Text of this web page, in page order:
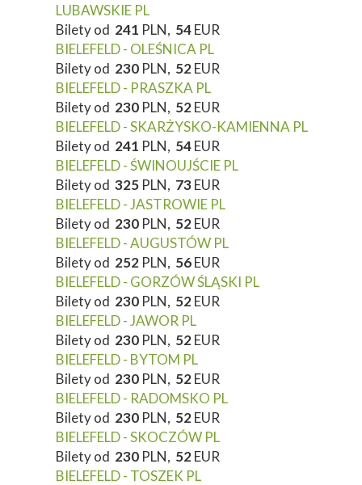
LUBAWSKIE PL
Bilety od 241 PLN, 54EUR
BIELEFELD - OLEŚNICA PL
Bilety od 230 PLN, 52EUR
BIELEFELD - PRASZKA PL
Bilety od 230 PLN, 52EUR
BIELEFELD - SKARŻYSKO-KAMIENNA PL
Bilety od 241 PLN, 54EUR
BIELEFELD - ŚWINOUJŚCIE PL
Bilety od 325 PLN, 73EUR
BIELEFELD - JASTROWIE PL
Bilety od 230 PLN, 52EUR
BIELEFELD - AUGUSTÓW PL
Bilety od 252 PLN, 56EUR
BIELEFELD - GORZÓW ŚLĄSKI PL
Bilety od 230 PLN, 52EUR
BIELEFELD - JAWOR PL
Bilety od 230 PLN, 52EUR
BIELEFELD - BYTOM PL
Bilety od 230 PLN, 52EUR
BIELEFELD - RADOMSKO PL
Bilety od 230 PLN, 52EUR
BIELEFELD - SKOCZÓW PL
Bilety od 230 PLN, 52EUR
BIELEFELD - TOSZEK PL